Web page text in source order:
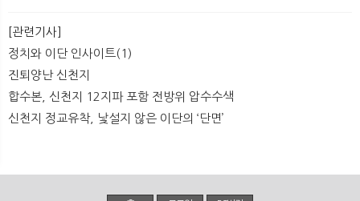
[관련기사]
정치와 이단 인사이트(1)
진퇴양난 신천지
합수본, 신천지 12지파 포함 전방위 압수수색
신천지 정교유착, 낯설지 않은 이단의 ‘단면’